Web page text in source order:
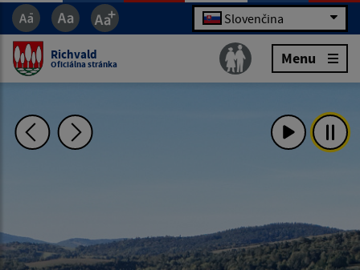
Slovenčina
Richvald
Oficiálna stránka Menu